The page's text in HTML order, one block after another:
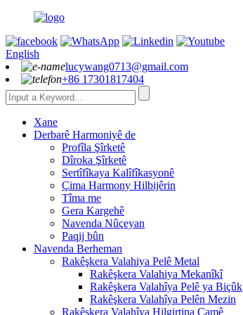
English
lucywang0713@gmail.com
+86 17301817404
Xane
Derbarê Harmoniyê de
Profîla Şîrketê
Dîroka Şîrketê
Sertîfîkaya Kalîfîkasyonê
Çima Harmony Hilbijêrin
Tîma me
Gera Kargehê
Navenda Nûçeyan
Paqij bûn
Navenda Berheman
Rakêşkera Valahiya Pelê Metal
Rakêşkera Valahiya Mekanîkî
Rakêşkera Valahîya Pelê ya Biçûk
Rakêşkera Valahîya Pelên Mezin
Rakêşkera Valahîya Hilgirtina Camê